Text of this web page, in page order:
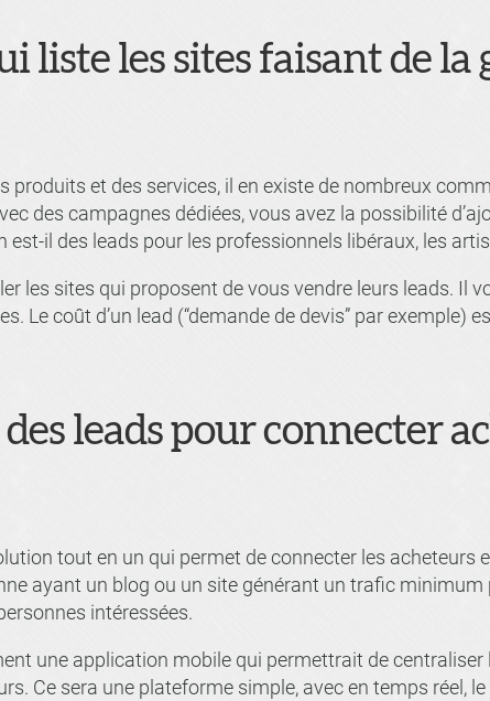
liste les sites faisant de la
produits et des services, il en existe de nombreux
des campagnes dédiées, vous avez la possibilité
est-il des leads pour les professionnels libéraux, les
les sites qui proposent de vous vendre leurs leads. Il
Le coût d’un lead (“demande de devis” par exemple)
leads pour connecter
tout en un qui permet de connecter les acheteurs
ayant un blog ou un site générant un trafic minimum
intéressées.
une application mobile qui permettrait de centraliser
Ce sera une plateforme simple, avec en temps réel,